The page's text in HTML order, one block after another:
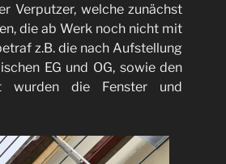
Verputzer, welche zunächst
die ab Werk noch nicht mit
z.B. die nach Aufstellung
EG und OG, sowie den
wurden die Fenster und